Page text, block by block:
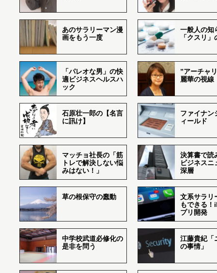
あのサラリーマン漫
画をもう一度
一般人の知
「クスリ
「パレオな男」の快
適ビジネスヘルスハ
ック
”アーチャ
麗華の視線
石原壮一郎の【名言
に訊け】
ファイナン
ィールド
マッチョ社長の「筋
トレで解決しない悩
みはない！」
決算書で読
ビジネスニ
深層
草の根保守の蠢動
文系サラリ
もできる
プリ開発
中学校武道必修化の
是非を問う
江藤貴紀「
の事情」